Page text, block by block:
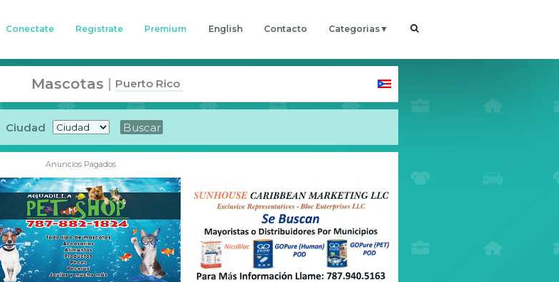
Conectate Registrate Premium English Contacto Categorias
Anuncios Pagados
Mascotas Puerto Rico
Ciudad